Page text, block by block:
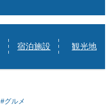
宿泊施設 観光地
#グルメ